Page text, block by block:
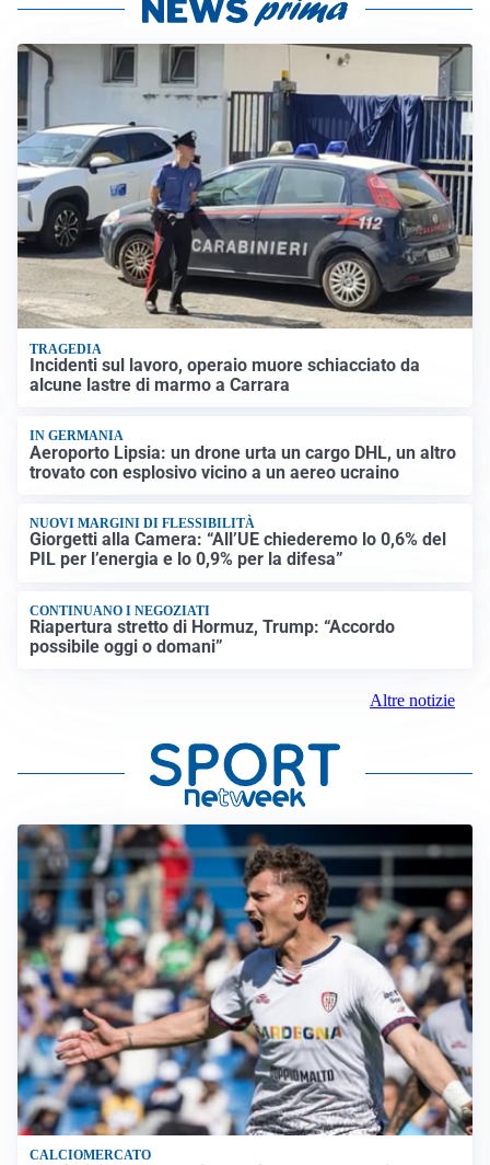
TRAGEDIA
Incidenti sul lavoro, operaio muore schiacciato da
alcune lastre di marmo a Carrara
IN GERMANIA
Aeroporto Lipsia: un drone urta un cargo DHL, un altro
trovato con esplosivo vicino a un aereo ucraino
NUOVI MARGINI DI FLESSIBILITÀ
Giorgetti alla Camera: “All’UE chiederemo lo 0,6% del
PIL per l’energia e lo 0,9% per la difesa”
CONTINUANO I NEGOZIATI
Riapertura stretto di Hormuz, Trump: “Accordo
possibile oggi o domani”
Altre notizie
CALCIOMERCATO